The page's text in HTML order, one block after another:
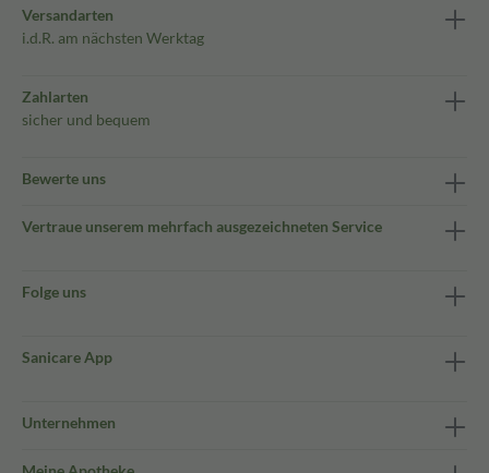
Versandarten
i.d.R. am nächsten Werktag
Zahlarten
sicher und bequem
Bewerte uns
Vertraue unserem mehrfach ausgezeichneten Service
Folge uns
Sanicare App
Unternehmen